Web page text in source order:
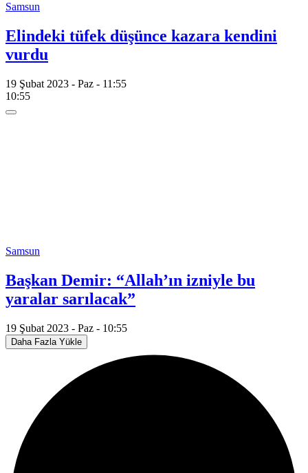
Samsun
Elindeki tüfek düşünce kazara kendini
vurdu
19 Şubat 2023 - Paz - 11:55
10:55
Samsun
Başkan Demir: “Allah’ın izniyle bu
yaralar sarılacak”
19 Şubat 2023 - Paz - 10:55
Daha Fazla Yükle